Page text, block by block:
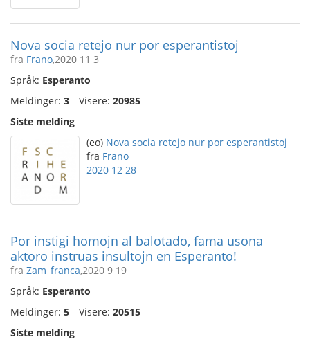
Nova socia retejo nur por esperantistoj
fra Frano,2020 11 3
Språk: Esperanto
Meldinger: 3 Visere: 20985
Siste melding
(eo) Nova socia retejo nur por esperantistoj
fra Frano
2020 12 28
Por instigi homojn al balotado, fama usona
aktoro instruas insultojn en Esperanto!
fra Zam_franca,2020 9 19
Språk: Esperanto
Meldinger: 5 Visere: 20515
Siste melding